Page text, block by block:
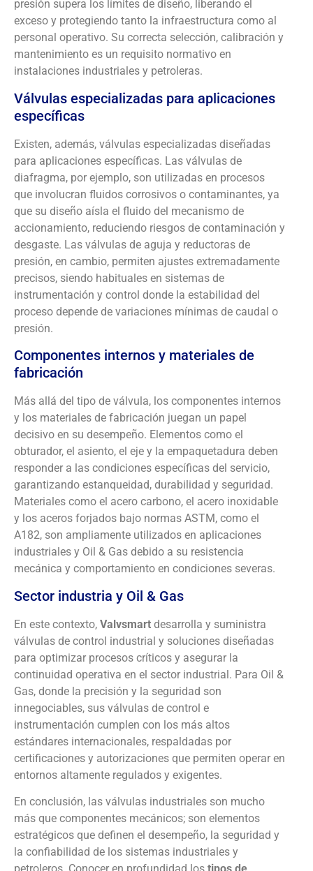
presión supera los límites de diseño, liberando el
exceso y protegiendo tanto la infraestructura como al
personal operativo. Su correcta selección, calibración y
mantenimiento es un requisito normativo en
instalaciones industriales y petroleras.
Válvulas especializadas para aplicaciones
específicas
Existen, además, válvulas especializadas diseñadas
para aplicaciones específicas. Las válvulas de
diafragma, por ejemplo, son utilizadas en procesos
que involucran fluidos corrosivos o contaminantes, ya
que su diseño aísla el fluido del mecanismo de
accionamiento, reduciendo riesgos de contaminación y
desgaste. Las válvulas de aguja y reductoras de
presión, en cambio, permiten ajustes extremadamente
precisos, siendo habituales en sistemas de
instrumentación y control donde la estabilidad del
proceso depende de variaciones mínimas de caudal o
presión.
Componentes internos y materiales de
fabricación
Más allá del tipo de válvula, los componentes internos
y los materiales de fabricación juegan un papel
decisivo en su desempeño. Elementos como el
obturador, el asiento, el eje y la empaquetadura deben
responder a las condiciones específicas del servicio,
garantizando estanqueidad, durabilidad y seguridad.
Materiales como el acero carbono, el acero inoxidable
y los aceros forjados bajo normas ASTM, como el
A182, son ampliamente utilizados en aplicaciones
industriales y Oil & Gas debido a su resistencia
mecánica y comportamiento en condiciones severas.
Sector industria y Oil & Gas
En este contexto, Valvsmart desarrolla y suministra
válvulas de control industrial y soluciones diseñadas
para optimizar procesos críticos y asegurar la
continuidad operativa en el sector industrial. Para Oil &
Gas, donde la precisión y la seguridad son
innegociables, sus válvulas de control e
instrumentación cumplen con los más altos
estándares internacionales, respaldadas por
certificaciones y autorizaciones que permiten operar en
entornos altamente regulados y exigentes.
En conclusión, las válvulas industriales son mucho
más que componentes mecánicos; son elementos
estratégicos que definen el desempeño, la seguridad y
la confiabilidad de los sistemas industriales y